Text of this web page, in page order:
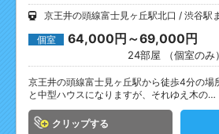
京王井の頭線富士見ヶ丘駅北口
渋谷駅
個室 64,000円～69,000円
24部屋 （個室のみ）
京王井の頭線富士見ヶ丘駅から徒歩4分の場
と中型ハウスになりますが、それゆえ木の…
クリップ